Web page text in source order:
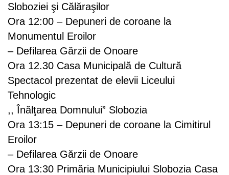
Sloboziei şi Călăraşilor
Ora 12:00 – Depuneri de coroane la
Monumentul Eroilor
– Defilarea Gărzii de Onoare
Ora 12.30 Casa Municipală de Cultură
Spectacol prezentat de elevii Liceului
Tehnologic
,, Înălţarea Domnului” Slobozia
Ora 13:15 – Depuneri de coroane la Cimitirul
Eroilor
– Defilarea Gărzii de Onoare
Ora 13:30 Primăria Municipiului Slobozia Casa